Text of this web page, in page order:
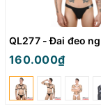
QL277 - Đai đeo
160.000₫